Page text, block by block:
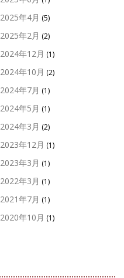
2025年4月 (5)
2025年2月 (2)
2024年12月 (1)
2024年10月 (2)
2024年7月 (1)
2024年5月 (1)
2024年3月 (2)
2023年12月 (1)
2023年3月 (1)
2022年3月 (1)
2021年7月 (1)
2020年10月 (1)